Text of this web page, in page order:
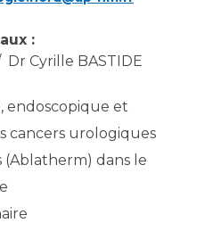
et Réadaptation
de Formation
:
Cyrille BASTIDE
endoscopique et
cancers urologiques
(Ablatherm) dans le